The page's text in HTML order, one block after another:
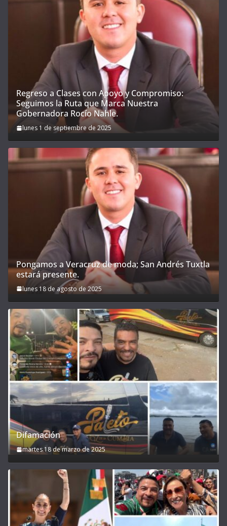
Regreso a Clases con Apoyo y Compromiso:
Seguimos la Ruta que Marca Nuestra
Gobernadora Rocío Nahle.
lunes 1 de septiembre de 2025
Pongamos a Veracruz de moda; San Andrés Tuxtla
estará presente.
lunes 18 de agosto de 2025
Difamación
martes 18 de marzo de 2025